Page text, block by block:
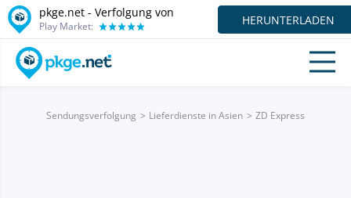
pkge.net - Verfolgung von
Play Market: HERUNTERLADEN
Sendungsverfolgung Lieferdienste in Asien ZD Express